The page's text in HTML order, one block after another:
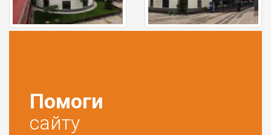
Помоги
сайту